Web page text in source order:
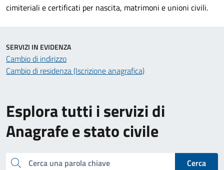
cimiteriali e certificati per nascita, matrimoni e unioni civili.
Esplora tutti i servizi di
Anagrafe e stato civile
Cerca una parola chiave
Cerca
SERVIZI IN EVIDENZA
Cambio di indirizzo
Cambio di residenza (Iscrizione anagrafica)